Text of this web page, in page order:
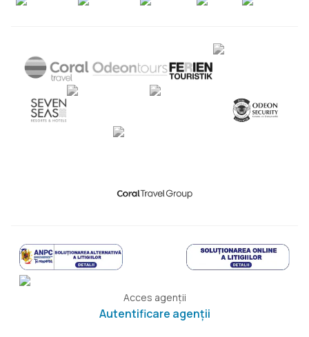
Acces agenții
Autentificare agenții